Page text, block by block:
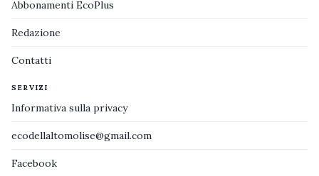
Abbonamenti EcoPlus
Redazione
Contatti
SERVIZI
Informativa sulla privacy
ecodellaltomolise@gmail.com
Facebook